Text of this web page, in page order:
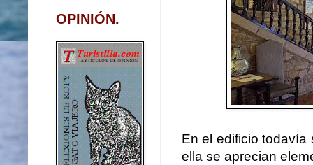
En el edificio
ella se aprecian
OPINIÓN.